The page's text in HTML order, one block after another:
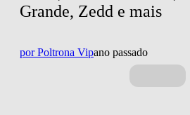
Grande, Zedd e mais
porPoltrona Vipano passado